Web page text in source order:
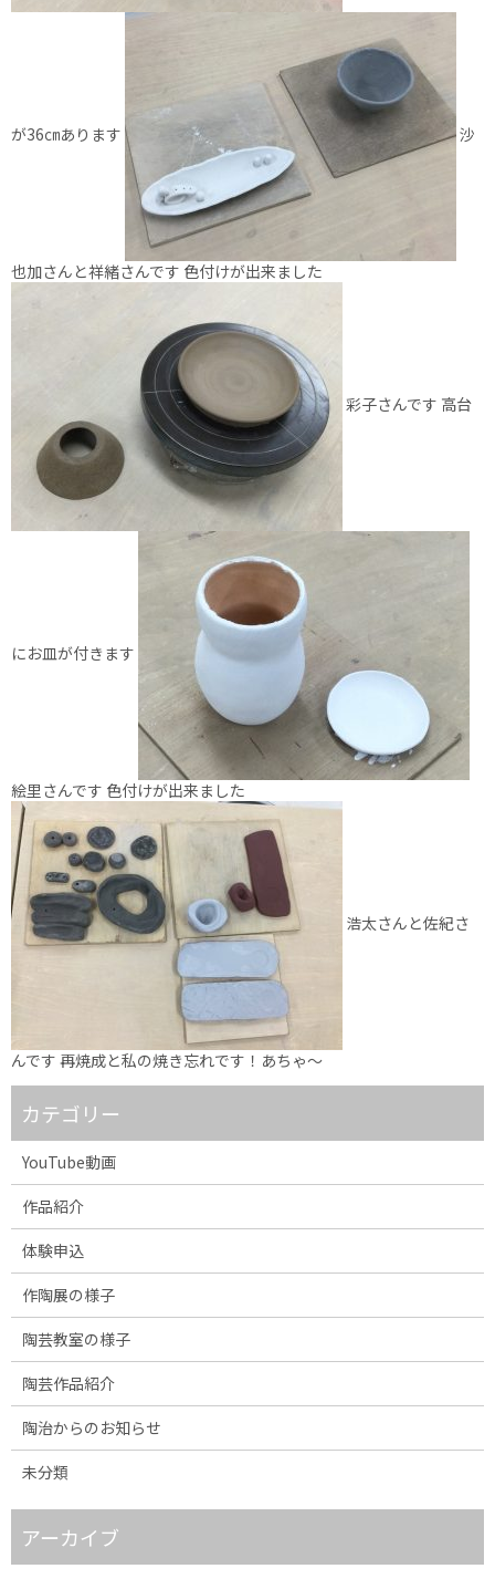
が36㎝あります 沙
也加さんと祥緒さんです 色付けが出来ました
彩子さんです 高台
にお皿が付きます
絵里さんです 色付けが出来ました
浩太さんと佐紀さ
んです 再焼成と私の焼き忘れです！あちゃ〜
カテゴリー
YouTube動画
作品紹介
体験申込
作陶展の様子
陶芸教室の様子
陶芸作品紹介
陶治からのお知らせ
未分類
アーカイブ